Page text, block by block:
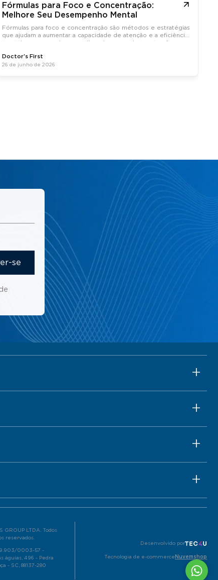
Fórmulas para Foco e Concentração:
Melhore Seu Desempenho Mental
Fórmulas para foco e concentração são métodos e estratégias
que ajudam a aumentar a capacidade de atenção e a eficiência
mental, promovendo um melhor desempenho em tarefas
Doctor's First
26 de junho de 2026
se
GROUP LTDA. Todos
reservados.
0003-57 -
águias, 496 - Pedra
- SC, 88137-280
Desenvolvido por
Tecnologia de e-commerce Nuvemshop